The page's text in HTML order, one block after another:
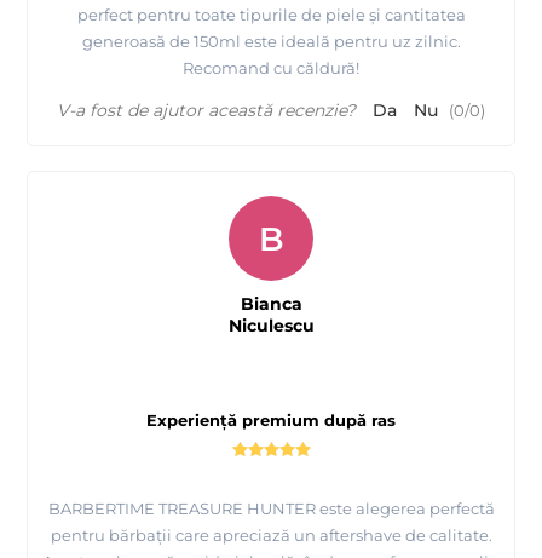
perfect pentru toate tipurile de piele și cantitatea
generoasă de 150ml este ideală pentru uz zilnic.
Recomand cu căldură!
V-a fost de ajutor această recenzie? Da Nu (0/0)
Experiență premium după ras
BARBERTIME TREASURE HUNTER este alegerea perfectă
pentru bărbații care apreciază un aftershave de calitate.
B
Bianca
Niculescu